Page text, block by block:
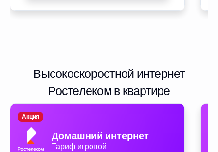
Высокоскоростной интернет
Ростелеком в квартире
Домашний интернет
Тариф игровой
Акция